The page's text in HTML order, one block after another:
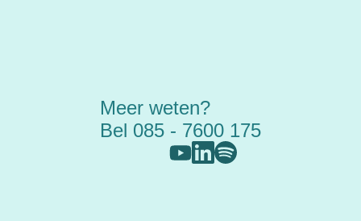
Meer weten?
Bel 085 - 7600 175